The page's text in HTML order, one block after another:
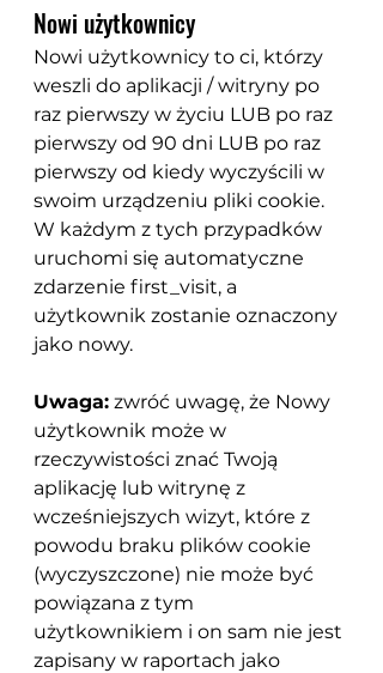
Nowi użytkownicy
Nowi użytkownicy to ci, którzy
weszli do aplikacji / witryny po
raz pierwszy w życiu LUB po raz
pierwszy od 90 dni LUB po raz
pierwszy od kiedy wyczyścili w
swoim urządzeniu pliki cookie.
W każdym z tych przypadków
uruchomi się automatyczne
zdarzenie first_visit, a
użytkownik zostanie oznaczony
jako nowy.
Uwaga: zwróć uwagę, że Nowy
użytkownik może w
rzeczywistości znać Twoją
aplikację lub witrynę z
wcześniejszych wizyt, które z
powodu braku plików cookie
(wyczyszczone) nie może być
powiązana z tym
użytkownikiem i on sam nie jest
zapisany w raportach jako